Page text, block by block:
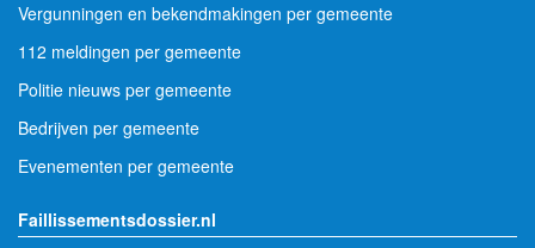
Vergunningen en bekendmakingen per gemeente
112 meldingen per gemeente
Politie nieuws per gemeente
Bedrijven per gemeente
Evenementen per gemeente
Faillissementsdossier.nl